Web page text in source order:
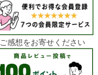
ご感想をお寄せください